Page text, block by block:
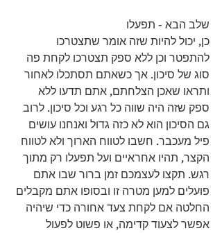
שלב הבא - תפעלו
כן, יכול להיות שזה אומר שתצטרכו
להתפטר וכן ללא ספק תצטרכו לקחת פה
סוג של סיכון. אך כשאתם תסתכלו לאחור
ותראו שאכן הצלחתם, אתם תדעו ללא
ספק שזה היה שווה כל רגע וכל סיכון. לרוב
גם הסיכון הוא לא כזה גדול ואנחנו עושים
פיל מעכבר. חשבו לטווח הארוך ולא לטווח
הקצר, תהיו אחראיים ועל תפעלו רק מתוך
רגש. תקצו לעצמכם זמן ברור שבו אתם
פועלים למען מטרה זו ובסופו אתם מקבלים
החלטה אם לקחת צעד אחורה כדי שיהיה
אפשר לצעוד קדימה, או פשוט לפעול